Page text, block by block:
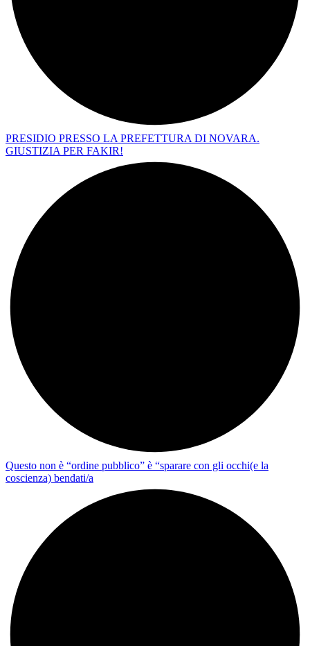
PRESIDIO PRESSO LA PREFETTURA DI NOVARA.
GIUSTIZIA PER FAKIR!
Questo non è “ordine pubblico” è “sparare con gli occhi(e la
coscienza) bendati/a